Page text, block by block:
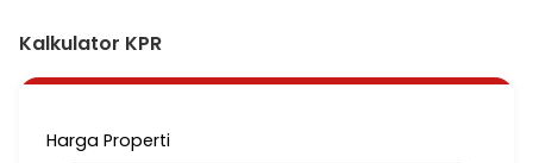
Kalkulator KPR
Harga Properti